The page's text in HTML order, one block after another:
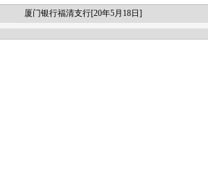
厦门银行福清支行[20年5月18日]